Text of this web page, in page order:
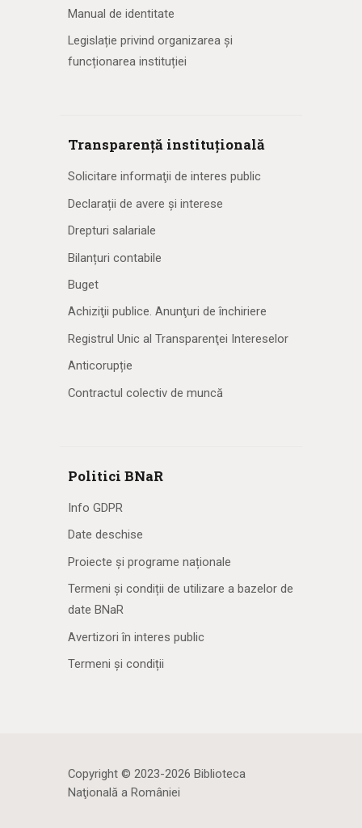
Manual de identitate
Legislație privind organizarea și
funcționarea instituției
Transparență instituțională
Solicitare informaţii de interes public
Declarații de avere și interese
Drepturi salariale
Bilanțuri contabile
Buget
Achiziţii publice. Anunţuri de închiriere
Registrul Unic al Transparenţei Intereselor
Anticorupție
Contractul colectiv de muncă
Politici BNaR
Info GDPR
Date deschise
Proiecte și programe naționale
Termeni și condiții de utilizare a bazelor de
date BNaR
Avertizori în interes public
Termeni și condiții
Copyright © 2023-2026 Biblioteca
Naţională a României